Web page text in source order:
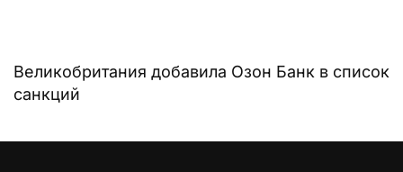
Великобритания добавила Озон Банк в список
санкций